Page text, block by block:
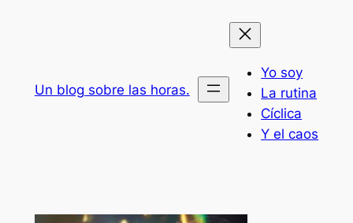
Un blog sobre las horas.
Yo soy
La rutina
Cíclica
Y el caos